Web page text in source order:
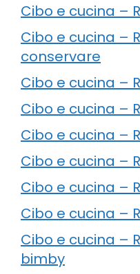
Cibo e cucina –
Cibo e cucina –
conservare
Cibo e cucina –
Cibo e cucina –
Cibo e cucina –
Cibo e cucina –
Cibo e cucina –
Cibo e cucina –
Cibo e cucina –
bimby